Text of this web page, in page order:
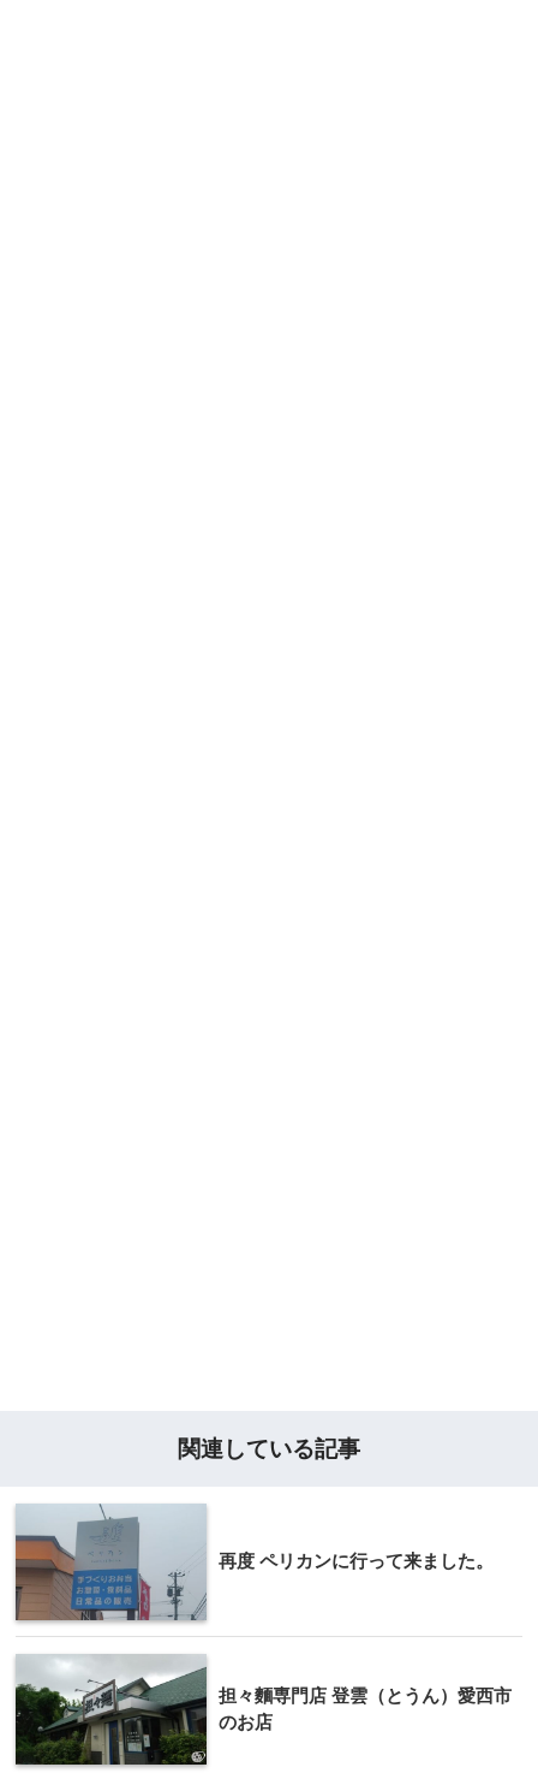
関連している記事
再度 ペリカンに行って来ました。
担々麵専門店 登雲（とうん）愛西市
のお店